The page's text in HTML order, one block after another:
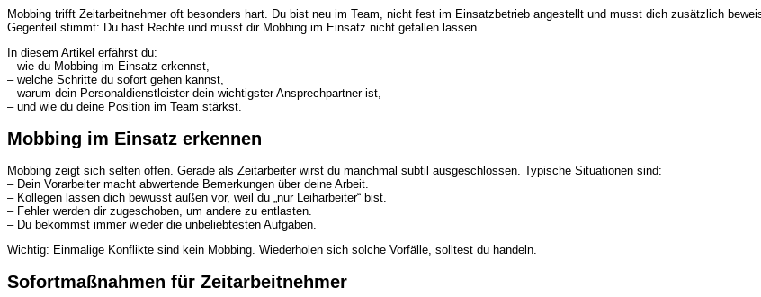
Mobbing trifft Zeitarbeitnehmer oft besonders hart. Du bist neu im Team, nicht fest im Einsatzbetrieb angestellt und musst dich zusätzlich
Gegenteil stimmt: Du hast Rechte und musst dir Mobbing im Einsatz nicht gefallen lassen.
In diesem Artikel erfährst du:
– wie du Mobbing im Einsatz erkennst,
– welche Schritte du sofort gehen kannst,
– warum dein Personaldienstleisterdein wichtigster Ansprechpartner ist,
– und wie du deine Position im Team stärkst.
Mobbing im Einsatz erkennen
Mobbing zeigt sich selten offen. Gerade als Zeitarbeiter wirst du manchmal subtil ausgeschlossen. Typische Situationen sind:
– Dein Vorarbeiter macht abwertende Bemerkungen über deine Arbeit.
– Kollegen lassen dich bewusst außen vor, weil du „nur Leiharbeiter“ bist.
– Fehler werden dir zugeschoben, um andere zu entlasten.
– Du bekommst immer wieder die unbeliebtesten Aufgaben.
Wichtig: Einmalige Konflikte sind kein Mobbing. Wiederholen sich solche Vorfälle, solltest du handeln.
Sofortmaßnahmen für Zeitarbeitnehmer